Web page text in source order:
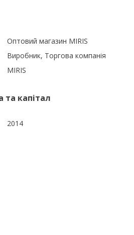
Оптовий магазин MIRIS
Виробник, Торгова компанія
MIRIS
та капітал
2014